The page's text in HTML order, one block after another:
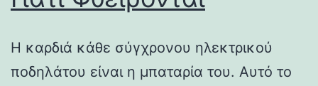
Η καρδιά κάθε σύγχρονου ηλεκτρικού
ποδηλάτου είναι η μπαταρία του. Αυτό το